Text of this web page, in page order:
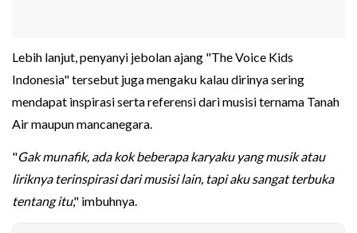
Lebih lanjut, penyanyi jebolan ajang "The Voice Kids
Indonesia" tersebut juga mengaku kalau dirinya sering
mendapat inspirasi serta referensi dari musisi ternama Tanah
Air maupun mancanegara.
"Gak munafik, ada kok beberapa karyaku yang musik atau
liriknya terinspirasi dari musisi lain, tapi aku sangat terbuka
tentang itu," imbuhnya.